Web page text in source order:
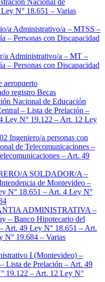
Nacional de
N° 18.651 – Varias
a Administrativo/a – MTSS –
– Personas con Discapacidad
a Administrativo/a – MT –
– Personas con Discapacidad
aeropuerto
registro Becas
Nacional de Educación
– Lista de Prelación –
Ley N° 19.122 – Art. 12 Ley
Ingeniero/a personas con
de Telecomunicaciones –
– Art. 49
A SOLDADOR/A –
de Montevideo –
N° 18.651 – Art. 4 Ley N°
ADMINISTRATIVA –
– Banco Hipotecario del
Art. 49 Ley N° 18.651 – Art.
N° 19.684 – Varias
I (Montevideo) –
Lista de Prelación – Art. 49
19.122 – Art. 12 Ley N°